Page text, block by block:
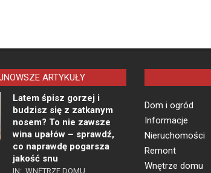
ARTYKUŁY
Latem śpisz gorzej i
budzisz się z zatkanym
nosem? To nie zawsze
wina upałów – sprawdź,
co naprawdę pogarsza
jakość snu
IN: WNĘTRZE DOMU
Dom i ogród
Informacje
Nieruchomości
Remont
Wnętrze domu